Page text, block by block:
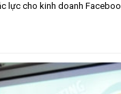
lực cho kinh doanh